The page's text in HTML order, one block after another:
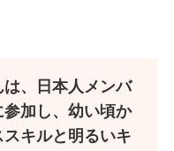
、日本人メンバ
加し、幼い頃か
キルと明るいキ